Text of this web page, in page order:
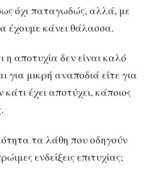
όχι παταγωδώς, αλλά, με
έχουμε κάνει θάλασσα.
η αποτυχία δεν είναι καλό
για μικρή αναποδιά είτε για
έχει αποτύχει, κάποιος
τα λάθη που οδηγούν
ενδείξεις επιτυχίας;